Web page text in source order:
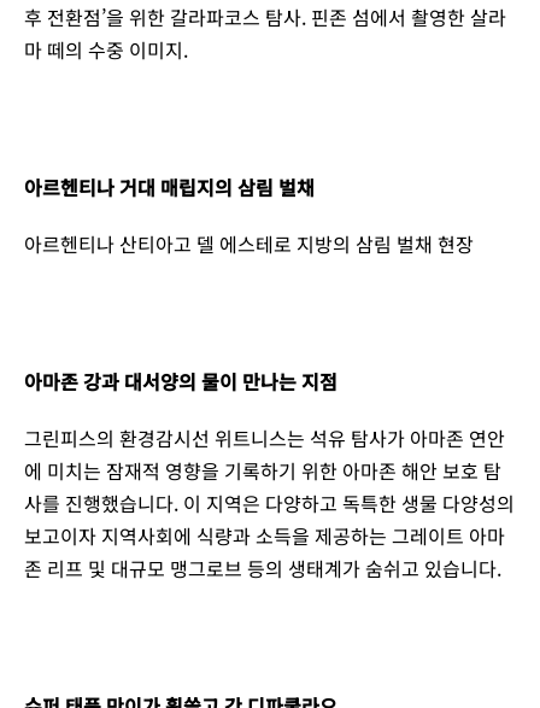
후 전환점’을 위한 갈라파코스 탐사. 핀존 섬에서 촬영한 살라
마 떼의 수중 이미지.
아르헨티나 거대 매립지의 삼림 벌채
아르헨티나 산티아고 델 에스테로 지방의 삼림 벌채 현장
아마존 강과 대서양의 물이 만나는 지점
그린피스의 환경감시선 위트니스는 석유 탐사가 아마존 연안
에 미치는 잠재적 영향을 기록하기 위한 아마존 해안 보호 탐
사를 진행했습니다. 이 지역은 다양하고 독특한 생물 다양성의
보고이자 지역사회에 식량과 소득을 제공하는 그레이트 아마
존 리프 및 대규모 맹그로브 등의 생태계가 숨쉬고 있습니다.